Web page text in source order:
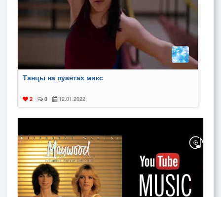
Танцы на пуантах микс
2 0 12.01.2022